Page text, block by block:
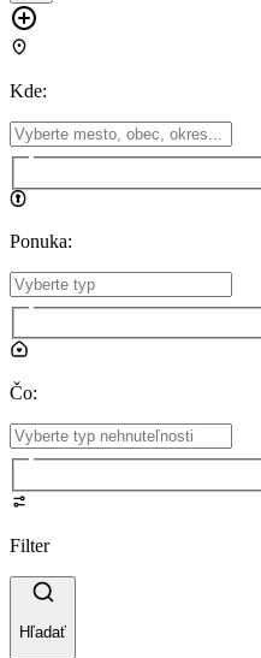
Kde:
Ponuka:
Čo:
Filter
Hľadať